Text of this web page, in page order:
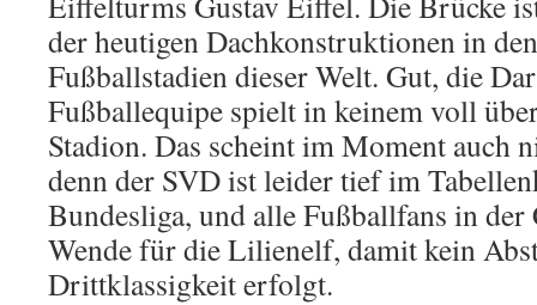
der heutigen Dachkonstruktionen in
Fußballstadien dieser Welt. Gut, die
Fußballequipe spielt in keinem voll
Stadion. Das scheint im Moment auch
denn der SVD ist leider tief im
Bundesliga, und alle Fußballfans in
Wende für die Lilienelf, damit kein
Drittklassigkeit erfolgt.